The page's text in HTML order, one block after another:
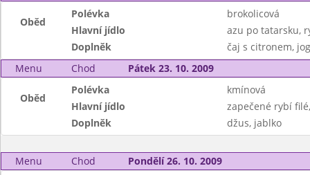
Oběd
Polévka
brokolicová
Hlavní jídlo
azu po tatarsku,
Doplněk
čaj s citronem,
Menu
Chod Pátek 23. 10. 2009
Oběd
Polévka
kmínová
Hlavní jídlo
zapečené rybí
Doplněk
džus, jablko
Menu Chod Pondělí 26. 10. 2009